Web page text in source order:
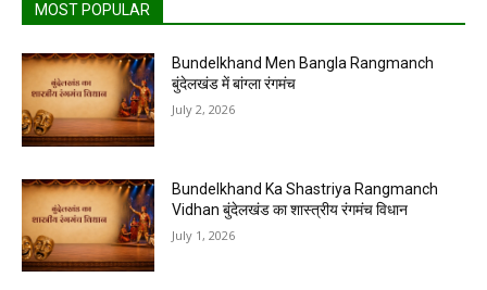
MOST POPULAR
Bundelkhand Men Bangla Rangmanch
बुंदेलखंड में बांग्ला रंगमंच
July 2, 2026
Bundelkhand Ka Shastriya Rangmanch
Vidhan बुंदेलखंड का शास्त्रीय रंगमंच विधान
July 1, 2026